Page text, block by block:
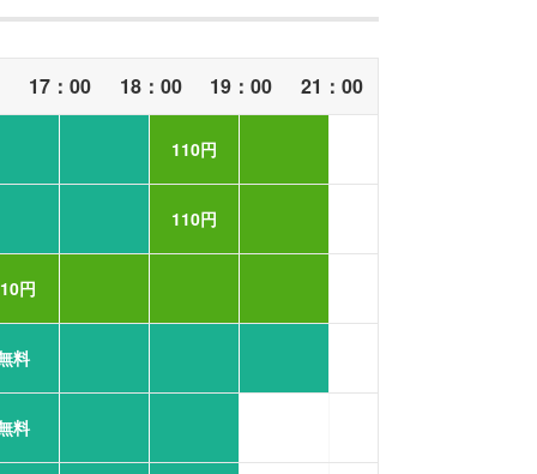
17：00 18：00 19：00 21：00
110円
110円
円
料
料